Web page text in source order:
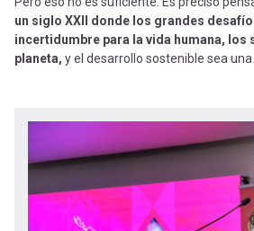
un siglo XXII donde los grandes
incertidumbre para la vida humana, los
planeta, y el desarrollo sostenible sea